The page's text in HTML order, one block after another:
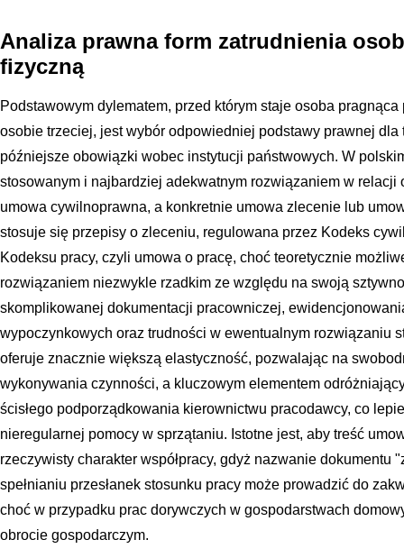
Analiza prawna form zatrudnienia
fizyczną
Podstawowym dylematem, przed którym staje osoba
osobie trzeciej, jest wybór odpowiedniej podstawy prawnej dla
późniejsze obowiązki wobec instytucji państwowych. W
stosowanym i najbardziej adekwatnym rozwiązaniem w relacji
umowa cywilnoprawna, a konkretnie umowa zlecenie lub
stosuje się przepisy o zleceniu, regulowana przez Kodeks
Kodeksu pracy, czyli umowa o pracę, choć teoretycznie
rozwiązaniem niezwykle rzadkim ze względu na swoją
skomplikowanej dokumentacji pracowniczej,
wypoczynkowych oraz trudności w ewentualnym rozwiązaniu
oferuje znacznie większą elastyczność, pozwalając na
wykonywania czynności, a kluczowym elementem
ścisłego podporządkowania kierownictwu pracodawcy, co
nieregularnej pomocy w sprzątaniu. Istotne jest, aby treść
rzeczywisty charakter współpracy, gdyż nazwanie dokumentu
spełnianiu przesłanek stosunku pracy może prowadzić do
choć w przypadku prac dorywczych w gospodarstwach
obrocie gospodarczym.